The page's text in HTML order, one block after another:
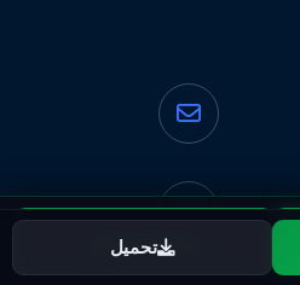
حمّل التطبيق
تحميل